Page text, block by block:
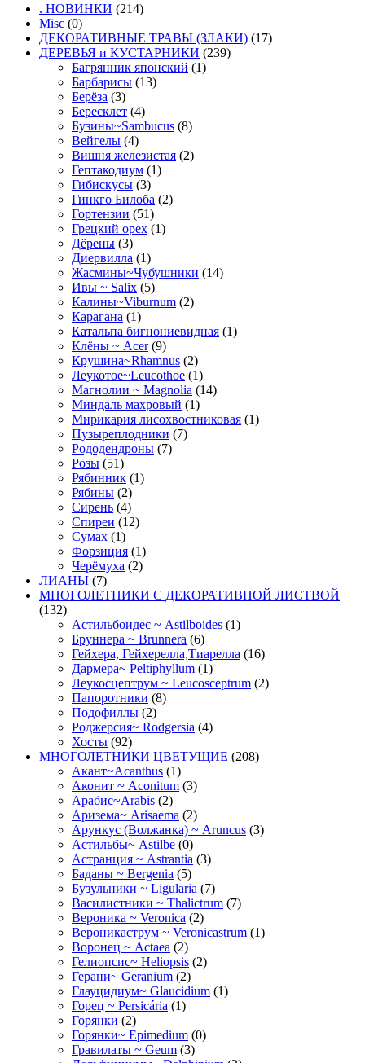
. НОВИНКИ (214)
Misc (0)
ДЕКОРАТИВНЫЕ ТРАВЫ (ЗЛАКИ) (17)
ДЕРЕВЬЯ и КУСТАРНИКИ (239)
Багрянник японский (1)
Барбарисы (13)
Берёза (3)
Бересклет (4)
Бузины~Sambucus (8)
Вейгелы (4)
Вишня железистая (2)
Гептакодиум (1)
Гибискусы (3)
Гинкго Билоба (2)
Гортензии (51)
Грецкий орех (1)
Дёрены (3)
Диервилла (1)
Жасмины~Чубушники (14)
Ивы ~ Salix (5)
Калины~Viburnum (2)
Карагана (1)
Катальпа бигнониевидная (1)
Клёны ~ Acer (9)
Крушина~Rhamnus (2)
Леукотое~Leucothoe (1)
Магнолии ~ Magnolia (14)
Миндаль махровый (1)
Мирикария лисохвостниковая (1)
Пузыреплодники (7)
Рододендроны (7)
Розы (51)
Рябинник (1)
Рябины (2)
Сирень (4)
Спиреи (12)
Сумах (1)
Форзиция (1)
Черёмуха (2)
ЛИАНЫ (7)
МНОГОЛЕТНИКИ С ДЕКОРАТИВНОЙ ЛИСТВОЙ
(132)
Астильбоидес ~ Astilboides (1)
Бруннера ~ Brunnera (6)
Гейхера, Гейхерелла,Тиарелла (16)
Дармера~ Peltiphyllum (1)
Леукосцептрум ~ Leucosceptrum (2)
Папоротники (8)
Подофиллы (2)
Роджерсия~ Rodgersia (4)
Хосты (92)
МНОГОЛЕТНИКИ ЦВЕТУЩИЕ (208)
Акант~Acanthus (1)
Аконит ~ Aconitum (3)
Арабис~Arabis (2)
Аризема~ Arisaema (2)
Арункус (Волжанка) ~ Aruncus (3)
Астильбы~ Astilbe (0)
Астранция ~ Astrantia (3)
Баданы ~ Bergenia (5)
Бузульники ~ Ligularia (7)
Василистники ~ Thalictrum (7)
Вероника ~ Veronica (2)
Вероникаструм ~ Veronicastrum (1)
Воронец ~ Actaea (2)
Гелиопсис~ Heliopsis (2)
Герани~ Geranium (2)
Глауцидиум~ Glaucidium (1)
Горец ~ Persicária (1)
Горянки (2)
Горянки~ Epimedium (0)
Гравилаты ~ Geum (3)